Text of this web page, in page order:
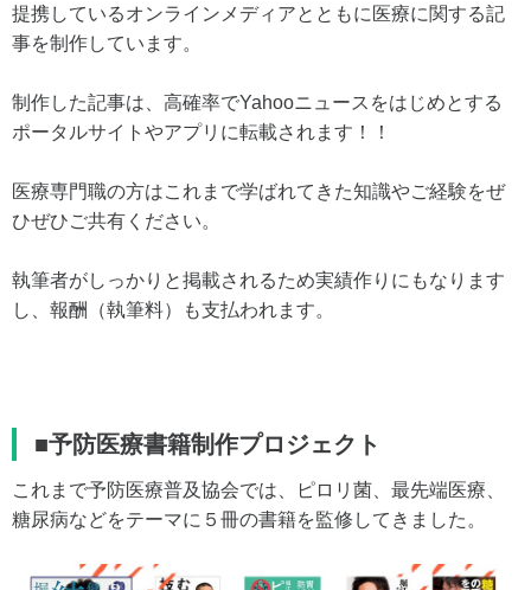
提携しているオンラインメディアとともに医療に関する記
事を制作しています。
制作した記事は、高確率でYahooニュースをはじめとする
ポータルサイトやアプリに転載されます！！
医療専門職の方はこれまで学ばれてきた知識やご経験をぜ
ひぜひご共有ください。
執筆者がしっかりと掲載されるため実績作りにもなります
し、報酬（執筆料）も支払われます。
■予防医療書籍制作プロジェクト
これまで予防医療普及協会では、ピロリ菌、最先端医療、
糖尿病などをテーマに５冊の書籍を監修してきました。